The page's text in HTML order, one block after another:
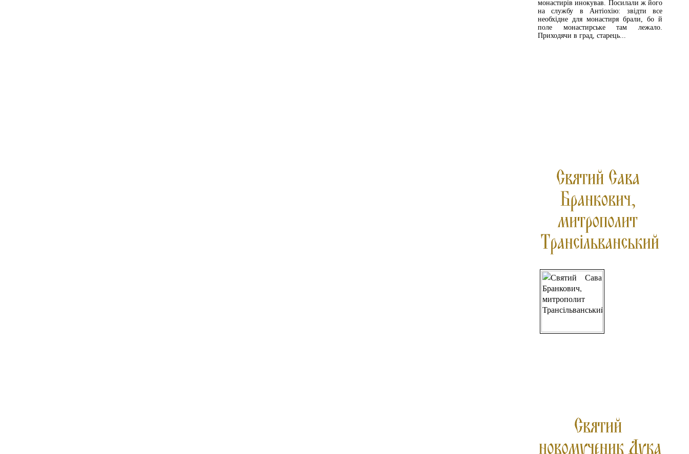
монастирів инокував. Посилали ж його
на службу в Антіохію: звідти все
необхідне для монастиря брали, бо й
поле монастирське там лежало.
Приходячи в град, старець...